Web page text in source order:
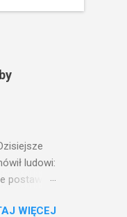
ludowi:
postawić
WIĘCEJ